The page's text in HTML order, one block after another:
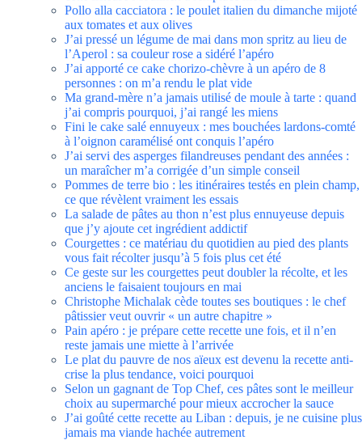
Pollo alla cacciatora : le poulet italien du dimanche mijoté
aux tomates et aux olives
J’ai pressé un légume de mai dans mon spritz au lieu de
l’Aperol : sa couleur rose a sidéré l’apéro
J’ai apporté ce cake chorizo-chèvre à un apéro de 8
personnes : on m’a rendu le plat vide
Ma grand-mère n’a jamais utilisé de moule à tarte : quand
j’ai compris pourquoi, j’ai rangé les miens
Fini le cake salé ennuyeux : mes bouchées lardons-comté
à l’oignon caramélisé ont conquis l’apéro
J’ai servi des asperges filandreuses pendant des années :
un maraîcher m’a corrigée d’un simple conseil
Pommes de terre bio : les itinéraires testés en plein champ,
ce que révèlent vraiment les essais
La salade de pâtes au thon n’est plus ennuyeuse depuis
que j’y ajoute cet ingrédient addictif
Courgettes : ce matériau du quotidien au pied des plants
vous fait récolter jusqu’à 5 fois plus cet été
Ce geste sur les courgettes peut doubler la récolte, et les
anciens le faisaient toujours en mai
Christophe Michalak cède toutes ses boutiques : le chef
pâtissier veut ouvrir « un autre chapitre »
Pain apéro : je prépare cette recette une fois, et il n’en
reste jamais une miette à l’arrivée
Le plat du pauvre de nos aïeux est devenu la recette anti-
crise la plus tendance, voici pourquoi
Selon un gagnant de Top Chef, ces pâtes sont le meilleur
choix au supermarché pour mieux accrocher la sauce
J’ai goûté cette recette au Liban : depuis, je ne cuisine plus
jamais ma viande hachée autrement